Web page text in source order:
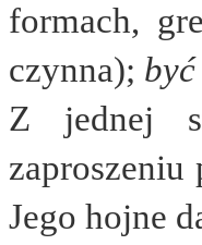
formach,
czynna);
Z jednej
Jego hojne